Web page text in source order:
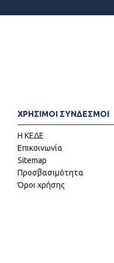
ΧΡΗΣΙΜΟΙ ΣΥΝΔΕΣΜΟΙ
Η ΚΕΔΕ
Επικοινωνία
Sitemap
Προσβασιμότητα
Όροι χρήσης